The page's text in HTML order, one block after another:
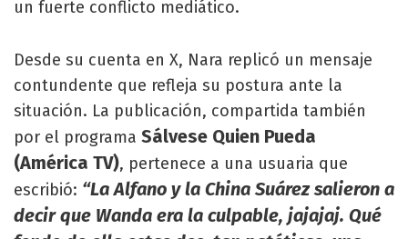
un fuerte conflicto mediático.
Desde su cuenta en X, Nara replicó un mensaje
contundente que refleja su postura ante la
situación. La publicación, compartida también
por el programa Sálvese Quien Pueda
(América TV), pertenece a una usuaria que
escribió: “La Alfano y la China Suárez salieron a
decir que Wanda era la culpable, jajajaj. Qué